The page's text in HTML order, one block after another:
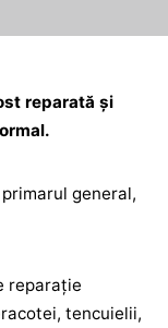
reparată și
general,
reparație
tencuielii,